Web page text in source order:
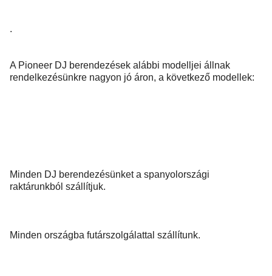
.
A Pioneer DJ berendezések alábbi modelljei állnak
rendelkezésünkre nagyon jó áron, a következő modellek:
Minden DJ berendezésünket a spanyolországi
raktárunkból szállítjuk.
Minden országba futárszolgálattal szállítunk.